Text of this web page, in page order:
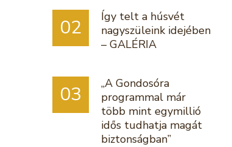
02
Így telt a húsvét
nagyszüleink idejében
– GALÉRIA
03
„A Gondosóra
programmal már
több mint egymillió
idős tudhatja magát
biztonságban”